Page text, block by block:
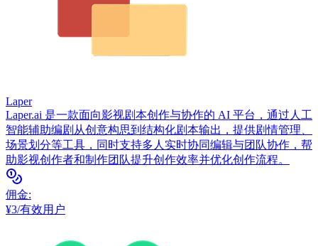
Laper
Laper.ai 是一款面向影视剧本创作与协作的 AI 平台，通过人工
智能辅助编剧从创意构思到结构化剧本输出，提供剧情管理、
场景划分等工具，同时支持多人实时协同编辑与团队协作，帮
助影视创作者和制作团队提升创作效率并优化创作流程。
佣金:
¥3/有效用户